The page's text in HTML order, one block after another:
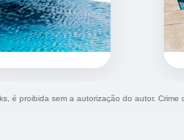
é proibida sem a autorização do autor.